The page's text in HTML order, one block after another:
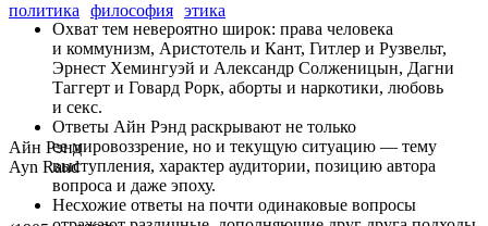
Охват тем невероятно широк: права человека
и коммунизм, Аристотель и Кант, Гитлер и Рузвельт,
Эрнест Хемингуэй и Александр Солженицын, Дагни
Таггерт и Говард Рорк, аборты и наркотики, любовь
и секс.
Ответы Айн Рэнд раскрывают не только
ее мировоззрение, но и текущую ситуацию — тему
выступления, характер аудитории, позицию автора
вопроса и даже эпоху.
Несхожие ответы на почти одинаковые вопросы
политика философия этика
Айн Рэнд
Ayn Rand